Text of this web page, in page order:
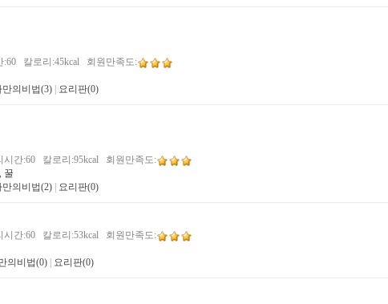
칼로리:45kcal 회원만족도:
만의비법(3) 요리판(0)
간:60 칼로리:95kcal 회원만족도:
꿀
만의비법(2) 요리판(0)
간:60 칼로리:53kcal 회원만족도:
의비법(0) 요리판(0)